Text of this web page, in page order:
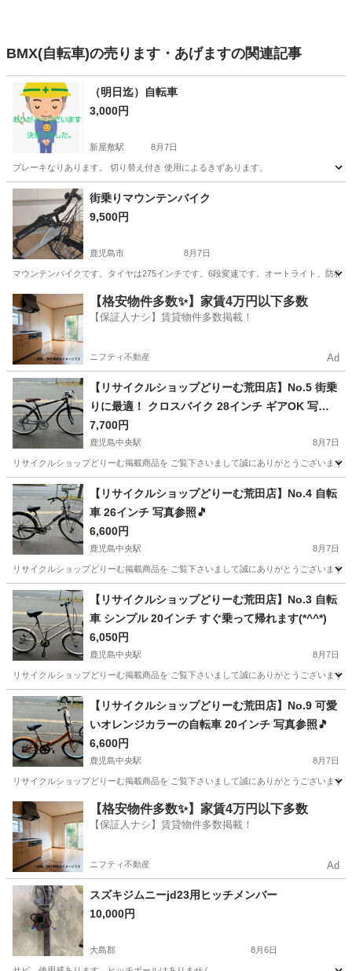
BMX(自転車)の売ります・あげますの関連記事
（明日迄）自転車
3,000円
新屋敷駅 8月7日
ブレーキなりあります。 切り替え付き 使用によるきずあります、
鹿児島 鹿児島市 新屋敷駅 クロスバイク
街乗りマウンテンバイク
9,500円
鹿児島市 8月7日
マウンテンバイクです。タイヤは275インチです。6段変速です。オートライト、防犯
鹿児島 鹿児島市 マウンテンバイク
【格安物件多数✨】家賃4万円以下多数
【保証人ナシ】賃貸物件多数掲載！
ニフティ不動産 Ad
【リサイクルショップどりーむ荒田店】No.5 街乗
りに最適！ クロスバイク 28インチ ギアOK 写真
参照🎵
7,700円
鹿児島中央駅 8月7日
リサイクルショップどりーむ掲載商品を ご覧下さいまして誠にありがとうございま
鹿児島 鹿児島市 鹿児島中央駅 クロスバイク 店舗
【リサイクルショップどりーむ荒田店】No.4 自転
車 26インチ 写真参照🎵
6,600円
鹿児島中央駅 8月7日
リサイクルショップどりーむ掲載商品を ご覧下さいまして誠にありがとうございま
鹿児島 鹿児島市 鹿児島中央駅 その他 店舗
【リサイクルショップどりーむ荒田店】No.3 自転
車 シンプル 20インチ すぐ乗って帰れます(*^^*)
6,050円
鹿児島中央駅 8月7日
リサイクルショップどりーむ掲載商品を ご覧下さいまして誠にありがとうございま
鹿児島 鹿児島市 鹿児島中央駅 その他 店舗
【リサイクルショップどりーむ荒田店】No.9 可愛
いオレンジカラーの自転車 20インチ 写真参照🎵
6,600円
鹿児島中央駅 8月7日
リサイクルショップどりーむ掲載商品を ご覧下さいまして誠にありがとうございま
鹿児島 鹿児島市 鹿児島中央駅 折りたたみ自転車 店舗
【格安物件多数✨】家賃4万円以下多数
【保証人ナシ】賃貸物件多数掲載！
ニフティ不動産 Ad
スズキジムニーjd23用ヒッチメンバー
10,000円
大島郡 8月6日